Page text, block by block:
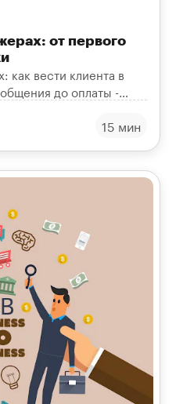
от первого
вести клиента в
до оплаты -
15 мин